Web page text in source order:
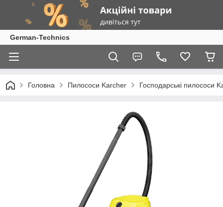
German-Technics
Головна Пилососи Karcher Господарські пилососи